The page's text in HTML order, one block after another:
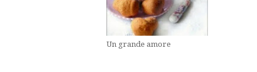
Un grande amore